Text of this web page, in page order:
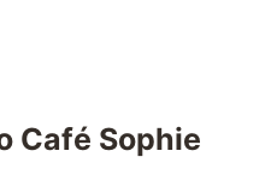
Café Sophie